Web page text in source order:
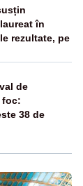
în
rezultate, pe
de
foc:
38 de